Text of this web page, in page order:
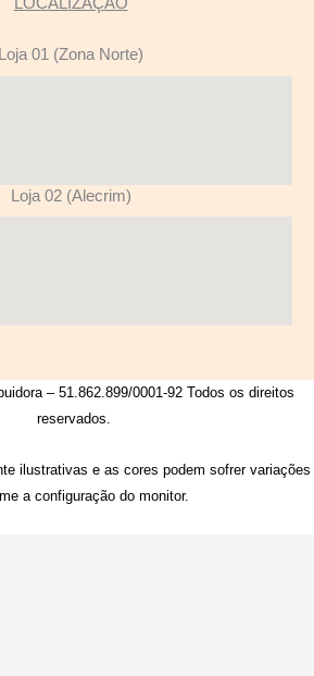
Loja 01 (Zona Norte)
Loja 02 (Alecrim)
– 51.862.899/0001-92 Todos os direitos
reservados.
ilustrativas e as cores podem sofrer variações
a configuração do monitor.